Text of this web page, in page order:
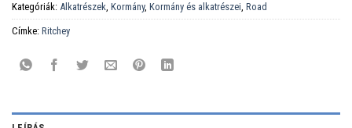
Kategóriák: Alkatrészek, Kormány, Kormány és alkatrészei, Road
Címke: Ritchey